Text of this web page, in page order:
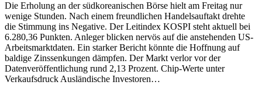
Die Erholung an der südkoreanischen Börse hielt am Freitag nur
wenige Stunden. Nach einem freundlichen Handelsauftakt drehte
die Stimmung ins Negative. Der Leitindex KOSPI steht aktuell bei
6.280,36 Punkten. Anleger blicken nervös auf die anstehenden US-
Arbeitsmarktdaten. Ein starker Bericht könnte die Hoffnung auf
baldige Zinssenkungen dämpfen. Der Markt verlor vor der
Datenveröffentlichung rund 2,13 Prozent. Chip-Werte unter
Verkaufsdruck Ausländische Investoren…